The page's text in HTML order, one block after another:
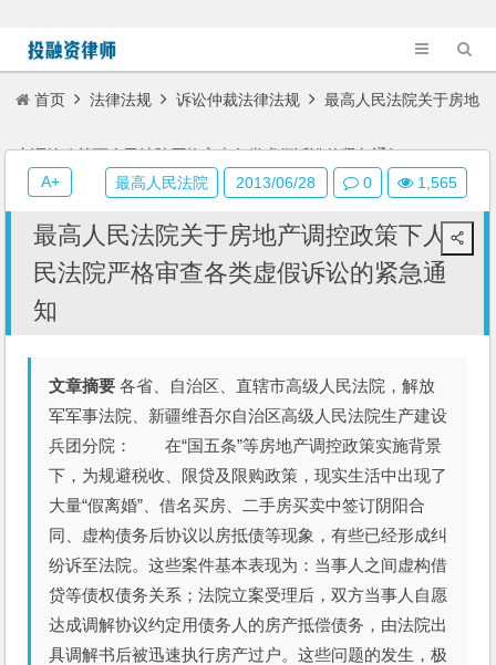
首页 法律法规 诉讼仲裁法律法规 最高人民法院关于房地
产调控政策下人民法院严格审查各类虚假诉讼的紧急通知
最高人民法院关于房地产调控政策下人
民法院严格审查各类虚假诉讼的紧急通
知
文章摘要 各省、自治区、直辖市高级人民法院，解放
军军事法院、新疆维吾尔自治区高级人民法院生产建设
兵团分院： 在“国五条”等房地产调控政策实施背景
下，为规避税收、限贷及限购政策，现实生活中出现了
大量“假离婚”、借名买房、二手房买卖中签订阴阳合
同、虚构债务后协议以房抵债等现象，有些已经形成纠
纷诉至法院。这些案件基本表现为：当事人之间虚构借
贷等债权债务关系；法院立案受理后，双方当事人自愿
达成调解协议约定用债务人的房产抵偿债务，由法院出
具调解书后被迅速执行房产过户。这些问题的发生，极
最高人民法院 2013/06/28 0 1,565
A+